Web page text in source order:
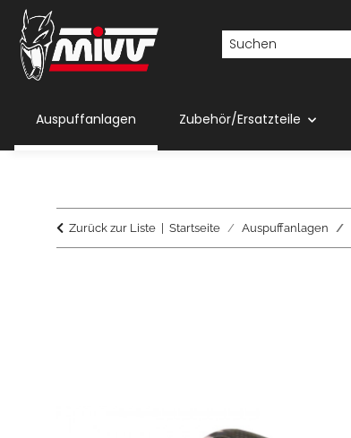
Auspuffanlagen Zubehör/Ersatzteile
Zurück zur Liste Startseite Auspuffanlagen